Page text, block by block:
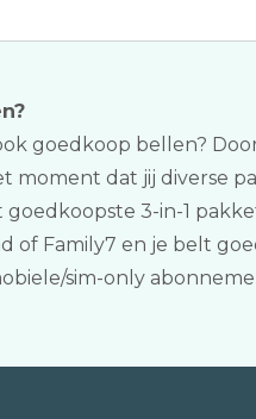
goedkoop bellen?
moment dat jij diverse
3-in-1
of Family7 en je belt
sim-only